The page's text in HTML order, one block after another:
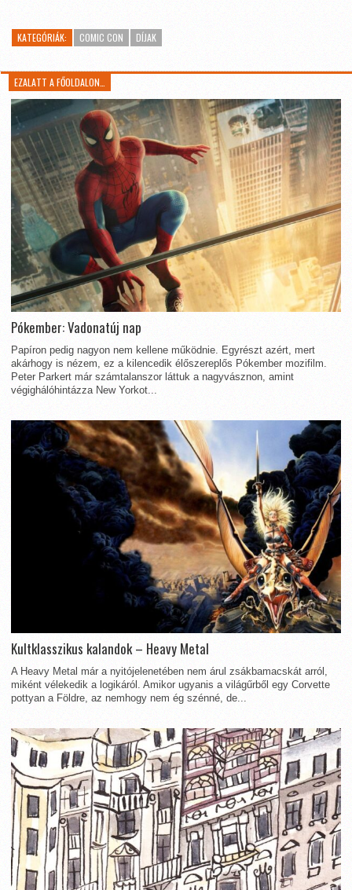
KATEGÓRIÁK: COMIC CON DÍJAK
EZALATT A FŐOLDALON…
Pókember: Vadonatúj nap
Papíron pedig nagyon nem kellene működnie. Egyrészt azért, mert
akárhogy is nézem, ez a kilencedik élőszereplős Pókember mozifilm.
Peter Parkert már számtalanszor láttuk a nagyvásznon, amint
végighálóhintázza New Yorkot...
Kultklasszikus kalandok – Heavy Metal
A Heavy Metal már a nyitójelenetében nem árul zsákbamacskát arról,
miként vélekedik a logikáról. Amikor ugyanis a világűrből egy Corvette
pottyan a Földre, az nemhogy nem ég szénné, de...